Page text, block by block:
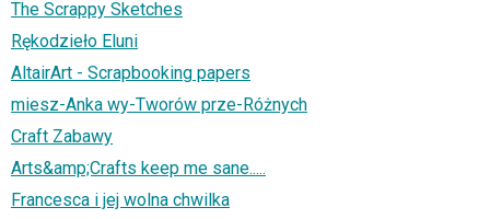
The Scrappy Sketches
Rękodzieło Eluni
AltairArt - Scrapbooking papers
miesz-Anka wy-Tworów prze-Różnych
Craft Zabawy
Arts&amp;Crafts keep me sane.....
Francesca i jej wolna chwilka